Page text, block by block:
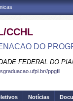
CCHL
DO
FEDERAL DO
ppgfil
Notícias